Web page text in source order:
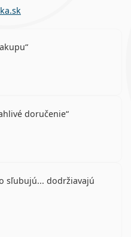
doručenie
sľubujú... dodržiavajú